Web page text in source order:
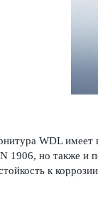
WDL имеет
1906, но также и
к